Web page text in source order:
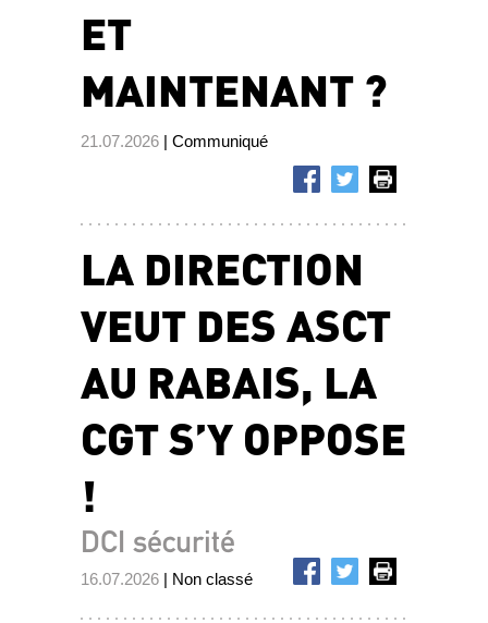
ET
MAINTENANT ?
21.07.2026 | Communiqué
LA DIRECTION
VEUT DES ASCT
AU RABAIS, LA
CGT S’Y OPPOSE
!
DCI sécurité
16.07.2026 | Non classé